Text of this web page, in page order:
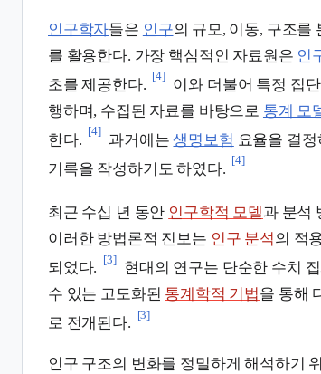
인구학자들은 인구의 규모, 이동, 구조를
를 활용한다. 가장 핵심적인 자료원은 인
초를 제공한다.
[4]
이와 더불어 특정 집
행하며, 수집된 자료를 바탕으로 통계 모
한다.
[4]
과거에는생명보험 요율을 결정
기록을 작성하기도 하였다.
[4]
최근 수십 년 동안 인구학적 모델과 분석
이러한 방법론적 진보는 인구 분석의 적
되었다.
[3]
현대의 연구는 단순한 수치
수 있는 고도화된 통계학적 기법을 통해
로 전개된다.
[3]
인구 구조의 변화를 정밀하게 해석하기